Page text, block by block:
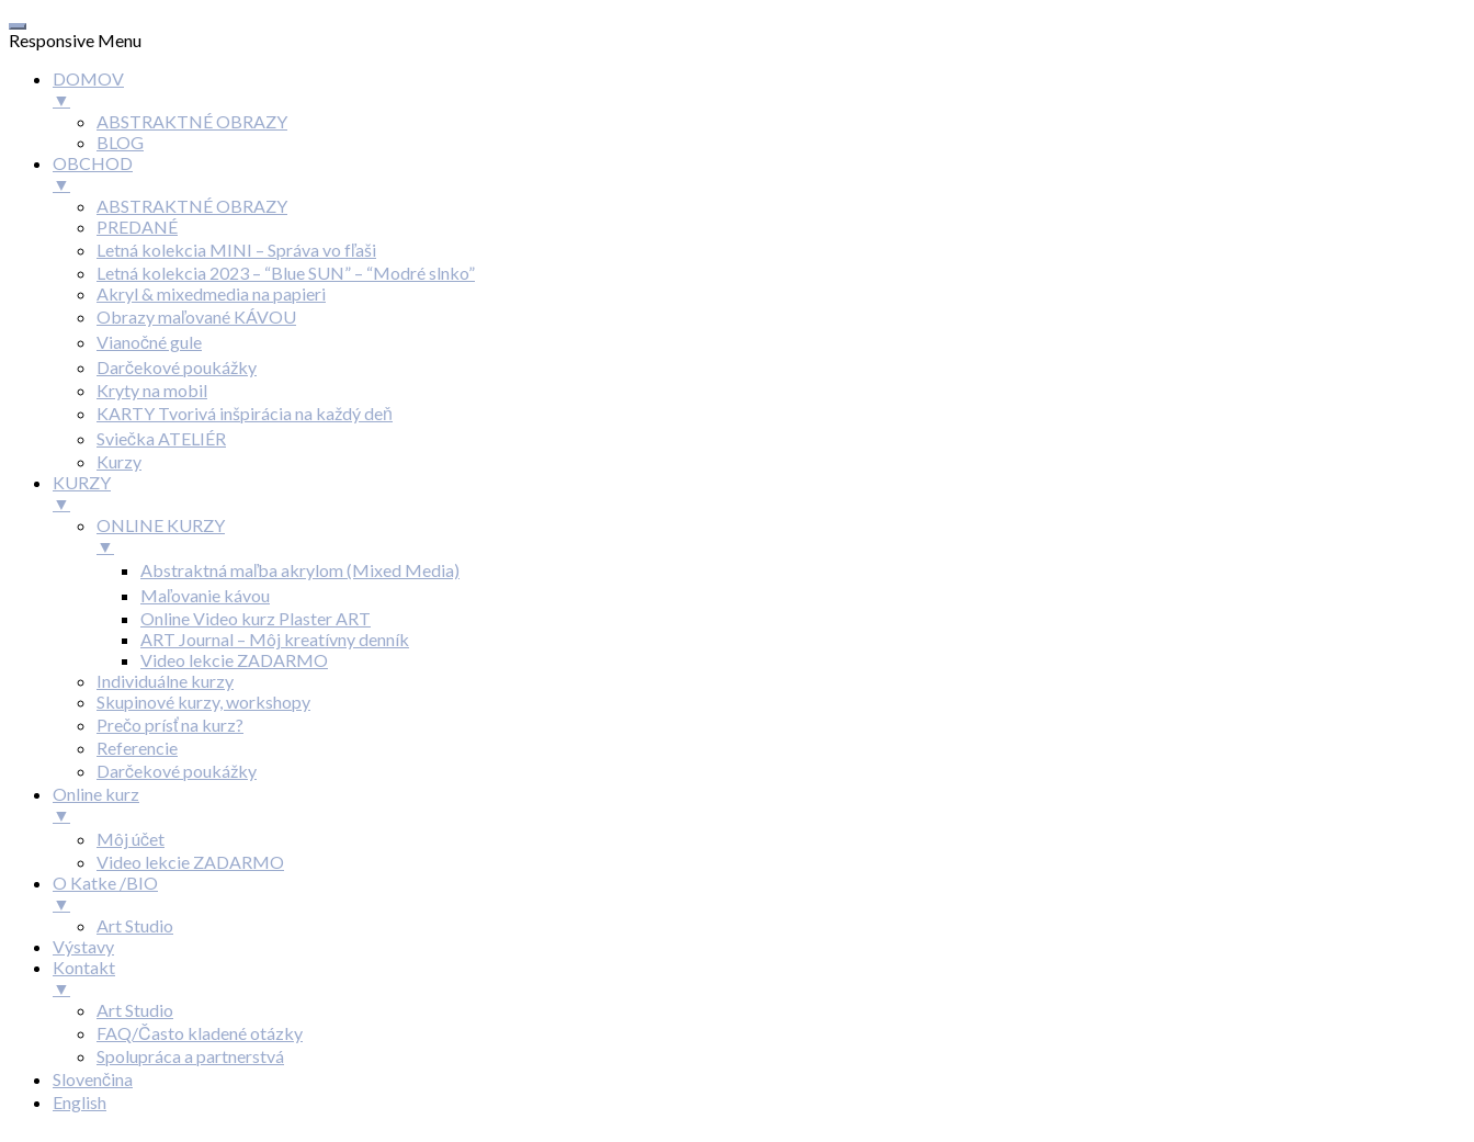
Responsive Menu
DOMOV
▼
ABSTRAKTNÉ OBRAZY
BLOG
OBCHOD
▼
ABSTRAKTNÉ OBRAZY
PREDANÉ
Letná kolekcia MINI – Správa vo fľaši
Letná kolekcia 2023 – “Blue SUN” – “Modré slnko”
Akryl & mixedmedia na papieri
Obrazy maľované KÁVOU
Vianočné gule
Darčekové poukážky
Kryty na mobil
KARTY Tvorivá inšpirácia na každý deň
Sviečka ATELIÉR
Kurzy
KURZY
▼
ONLINE KURZY
▼
Abstraktná maľba akrylom (Mixed Media)
Maľovanie kávou
Online Video kurz Plaster ART
ART Journal – Môj kreatívny denník
Video lekcie ZADARMO
Individuálne kurzy
Skupinové kurzy, workshopy
Prečo prísť na kurz?
Referencie
Darčekové poukážky
Online kurz
▼
Môj účet
Video lekcie ZADARMO
O Katke /BIO
▼
Art Studio
Výstavy
Kontakt
▼
Art Studio
FAQ/Často kladené otázky
Spolupráca a partnerstvá
Slovenčina
English